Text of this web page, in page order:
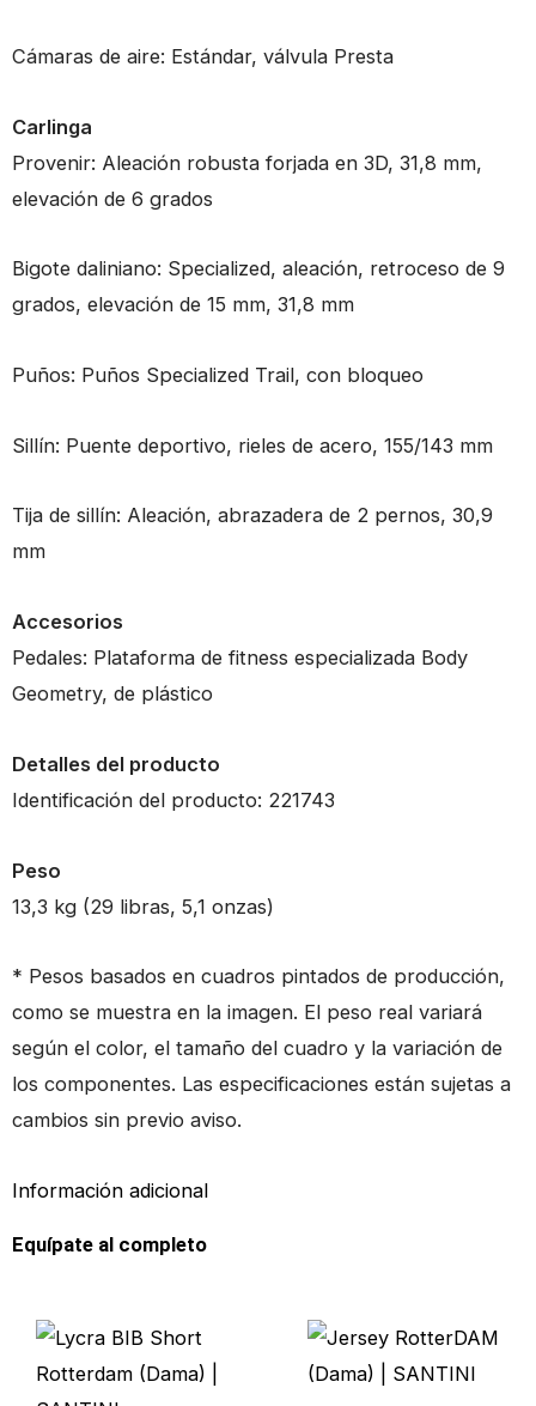
Cámaras de aire: Estándar, válvula Presta
Carlinga
Provenir: Aleación robusta forjada en 3D, 31,8 mm,
elevación de 6 grados
Bigote daliniano: Specialized, aleación, retroceso de 9
grados, elevación de 15 mm, 31,8 mm
Puños: Puños Specialized Trail, con bloqueo
Sillín: Puente deportivo, rieles de acero, 155/143 mm
Tija de sillín: Aleación, abrazadera de 2 pernos, 30,9
mm
Accesorios
Pedales: Plataforma de fitness especializada Body
Geometry, de plástico
Detalles del producto
Identificación del producto: 221743
Peso
13,3 kg (29 libras, 5,1 onzas)
* Pesos basados ​​en cuadros pintados de producción,
como se muestra en la imagen. El peso real variará
según el color, el tamaño del cuadro y la variación de
los componentes. Las especificaciones están sujetas a
cambios sin previo aviso.
Información adicional
Equípate al completo
producto
tiene
producto
tiene